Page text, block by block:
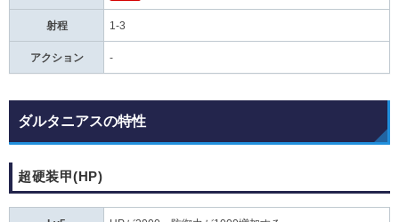
射程 1-3
アクション -
ダルタニアスの特性
超硬装甲(HP)